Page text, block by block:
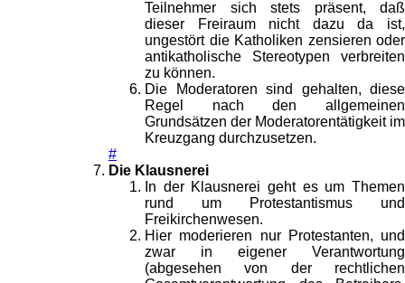
Teilnehmer sich stets präsent, daß
dieser Freiraum nicht dazu da ist,
ungestört die Katholiken zensieren oder
antikatholische Stereotypen verbreiten
zu können.
Die Moderatoren sind gehalten, diese
Regel nach den allgemeinen
Grundsätzen der Moderatorentätigkeit im
Kreuzgang durchzusetzen.
#
Die Klausnerei
In der Klausnerei geht es um Themen
rund um Protestantismus und
Freikirchenwesen.
Hier moderieren nur Protestanten, und
zwar in eigener Verantwortung
(abgesehen von der rechtlichen